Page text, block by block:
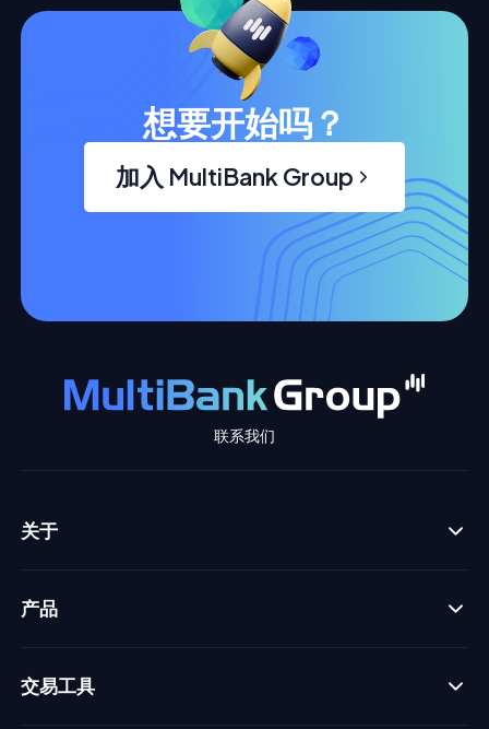
想要开始吗？
加入 MultiBank Group
联系我们
关于
产品
交易工具